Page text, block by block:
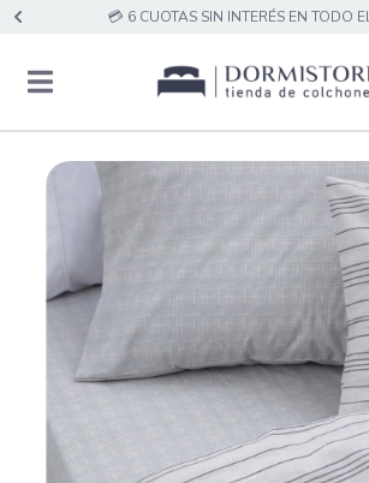
💳 6 CUOTAS SIN INTERÉS EN TODO